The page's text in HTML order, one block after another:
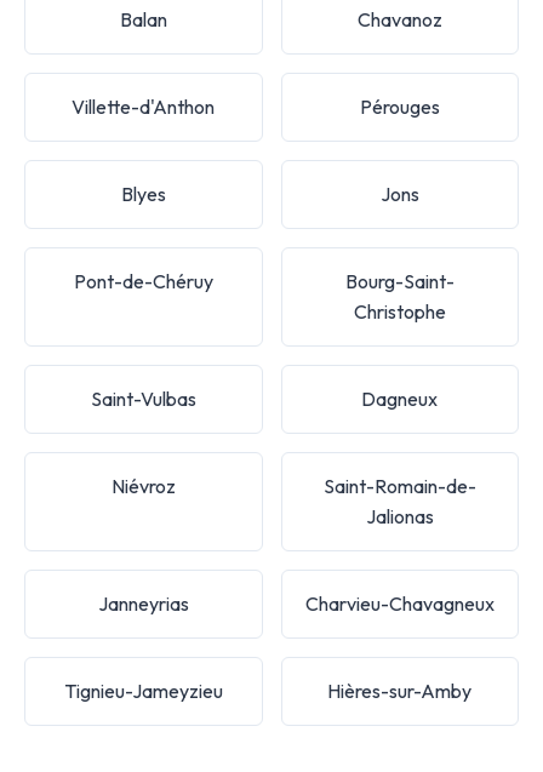
Balan Chavanoz
Villette-d'Anthon Pérouges
Blyes Jons
Pont-de-Chéruy
Bourg-Saint-
Christophe
Saint-Vulbas Dagneux
Niévroz
Saint-Romain-de-
Jalionas
Janneyrias Charvieu-Chavagneux
Tignieu-Jameyzieu Hières-sur-Amby